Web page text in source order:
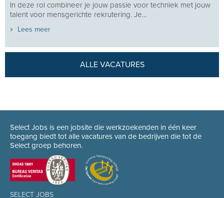
In deze rol combineer je jouw passie voor techniek met jouw
talent voor mensgerichte rekrutering. Je...
Lees meer
ALLE VACATURES
Select Jobs is een jobsite die werkzoekenden in één keer
toegang biedt tot alle vacatures van de bedrijven die tot de
Select groep behoren.
SELECT JOBS